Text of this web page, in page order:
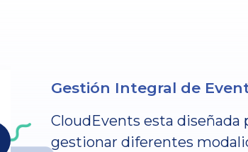
Gestión Integral de
CloudEvents esta diseñada
gestionar diferentes